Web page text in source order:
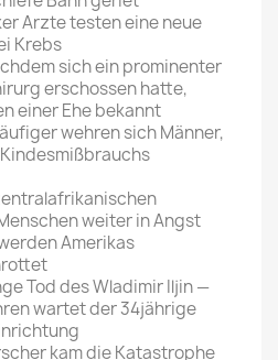
Arzte testen eine neue
Krebs
sich ein prominenter
erschossen hatte,
einer Ehe bekannt
wehren sich Männer,
weiter in Angst
Amerikas
Tod des Wladimir Iljin —
wartet der 34jährige
kam die Katastrophe